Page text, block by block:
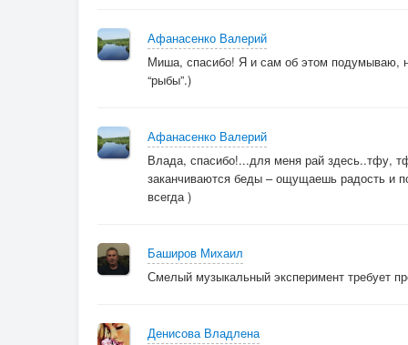
Афанасенко Валерий
Миша, спасибо! Я и сам об этом подумываю,
“рыбы”.)
Афанасенко Валерий
Влада, спасибо!...для меня рай здесь..тфу,
заканчиваются беды – ощущаешь радость и
всегда )
Баширов Михаил
Смелый музыкальный эксперимент требует
Денисова Владлена